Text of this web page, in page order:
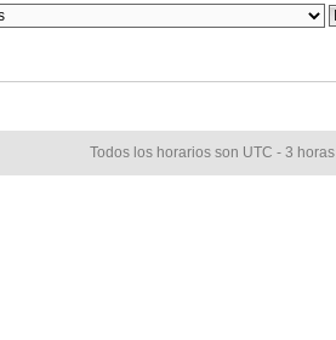
Todos los horarios son UTC - 3 horas